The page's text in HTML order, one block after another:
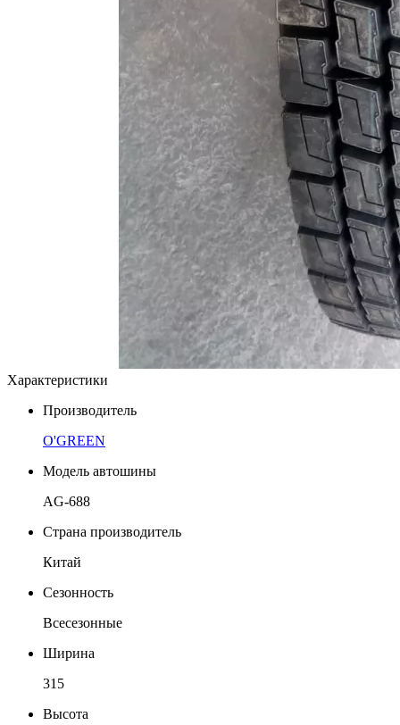
Характеристики
Производитель
O'GREEN
Модель автошины
AG-688
Страна производитель
Китай
Сезонность
Всесезонные
Ширина
315
Высота